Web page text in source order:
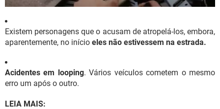
Existem personagens que o acusam de atropelá-los, embora,
aparentemente, no início eles não estivessem na estrada.
Acidentes em looping. Vários veículos cometem o mesmo
erro um após o outro.
LEIA MAIS: